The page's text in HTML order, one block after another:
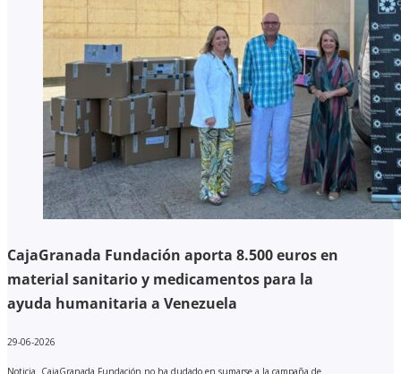
CajaGranada Fundación aporta 8.500 euros en
material sanitario y medicamentos para la
ayuda humanitaria a Venezuela
29-06-2026
Noticia. CajaGranada Fundación no ha dudado en sumarse a la campaña de